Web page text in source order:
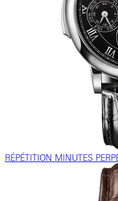
RÉPÉTITION MINUTES